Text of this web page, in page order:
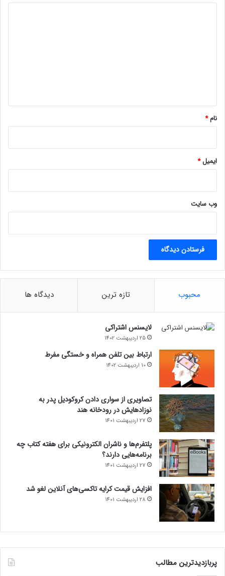
نام*
ایمیل*
وب‌ سایت
محبوب تازه ترین دیدگاه ها
لایسنس اشتراکی
25 اردیبهشت 1402
ارتباط بین تلفن همراه و خستگی مفرط
10 اردیبهشت 1402
تصاویری از سواری دادن کروکودیل پدر به
نوزادهایش در رودخانه هند
27 اردیبهشت 1401
پلتفرم‌ها و ناشران الکترونیکی برای هفته کتاب چه
برنامه‌هایی دارند؟
27 اردیبهشت 1401
افزایش قیمت کرایه تاکسی‌های آنلاین لغو شد
28 اردیبهشت 1401
پربازدیدترین مطالب